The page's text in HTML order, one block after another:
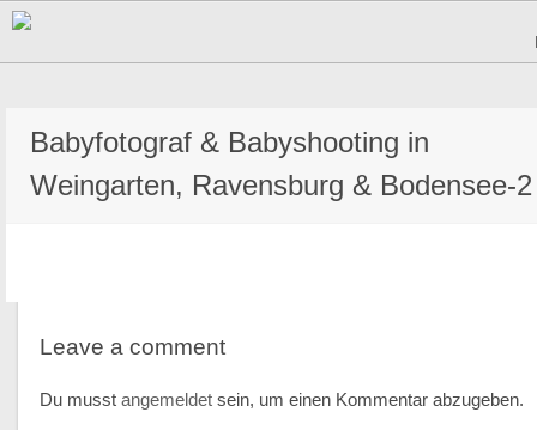
Babyfotograf & Babyshooting in
Weingarten, Ravensburg & Bodensee-2
Leave a comment
Du musstangemeldet sein, um einen Kommentar abzugeben.